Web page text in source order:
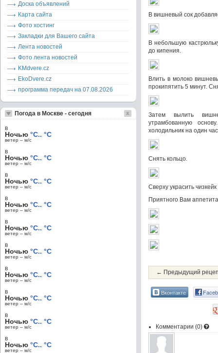
В вишневый сок
В небольшую
до кипения.
Влить в молоко
прокипятить 5 минут.
Затем вылить
утрамбованную
холодильник на один
Снять кольцо.
Сверху украсить
Приятного Вам
← Предыдущий
Вконтакте
Комментарии (0)
Доска объявлений
Карта сайта
Фото хостинг
Закладки для Вашего сайта
Лента новостей
Фото лента новостей
KMdvere.cz
EkoDvere.cz
программа передач на 07.08.2026
Погода в Москве - сегодня
в
Ночью °C.. °C
ветер – м/c
в
Ночью °C.. °C
ветер – м/c
в
Ночью °C.. °C
ветер – м/c
в
Ночью °C.. °C
ветер – м/c
в
Ночью °C.. °C
ветер – м/c
в
Ночью °C.. °C
ветер – м/c
в
Ночью °C.. °C
ветер – м/c
в
Ночью °C.. °C
ветер – м/c
в
Ночью °C.. °C
ветер – м/c
в
Ночью °C.. °C
ветер – м/c